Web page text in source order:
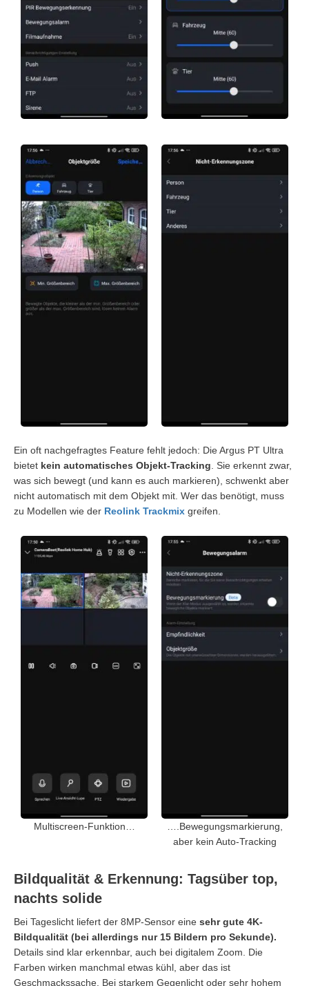
Ein oft nachgefragtes Feature fehlt jedoch: Die Argus PT Ultra
bietet kein automatisches Objekt-Tracking. Sie erkennt zwar,
was sich bewegt (und kann es auch markieren), schwenkt aber
nicht automatisch mit dem Objekt mit. Wer das benötigt, muss
zu Modellen wie der Reolink Trackmix greifen.
Multiscreen-Funktion…
….Bewegungsmarkierung,
aber kein Auto-Tracking
Bildqualität & Erkennung: Tagsüber top,
nachts solide
Bei Tageslicht liefert der 8MP-Sensor eine sehr gute 4K-
Bildqualität (bei allerdings nur 15 Bildern pro Sekunde).
Details sind klar erkennbar, auch bei digitalem Zoom. Die
Farben wirken manchmal etwas kühl, aber das ist
Geschmackssache. Bei starkem Gegenlicht oder sehr hohem